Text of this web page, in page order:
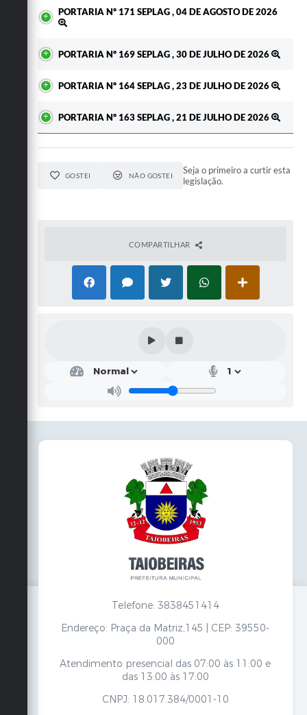
PORTARIA Nº 171 SEPLAG , 04 DE AGOSTO DE 2026
PORTARIA Nº 169 SEPLAG , 30 DE JULHO DE 2026
PORTARIA Nº 164 SEPLAG , 23 DE JULHO DE 2026
PORTARIA Nº 163 SEPLAG , 21 DE JULHO DE 2026
GOSTEI NÃO GOSTEI
Seja o primeiro a curtir esta
legislação.
COMPARTILHAR
Telefone: 3838451414
Endereço: Praça da Matriz,145 | CEP: 39550-
000
Atendimento presencial das 07:00 às 11:00 e
das 13:00 às 17:00
CNPJ: 18.017.384/0001-10